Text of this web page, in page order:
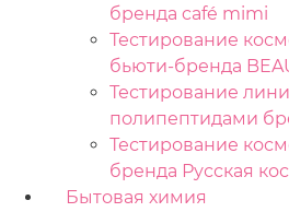
бренда café mimi
Тестирование
бьюти-бренда
Тестирование
полипептидами
Тестирование
бренда Русская
Бытовая химия